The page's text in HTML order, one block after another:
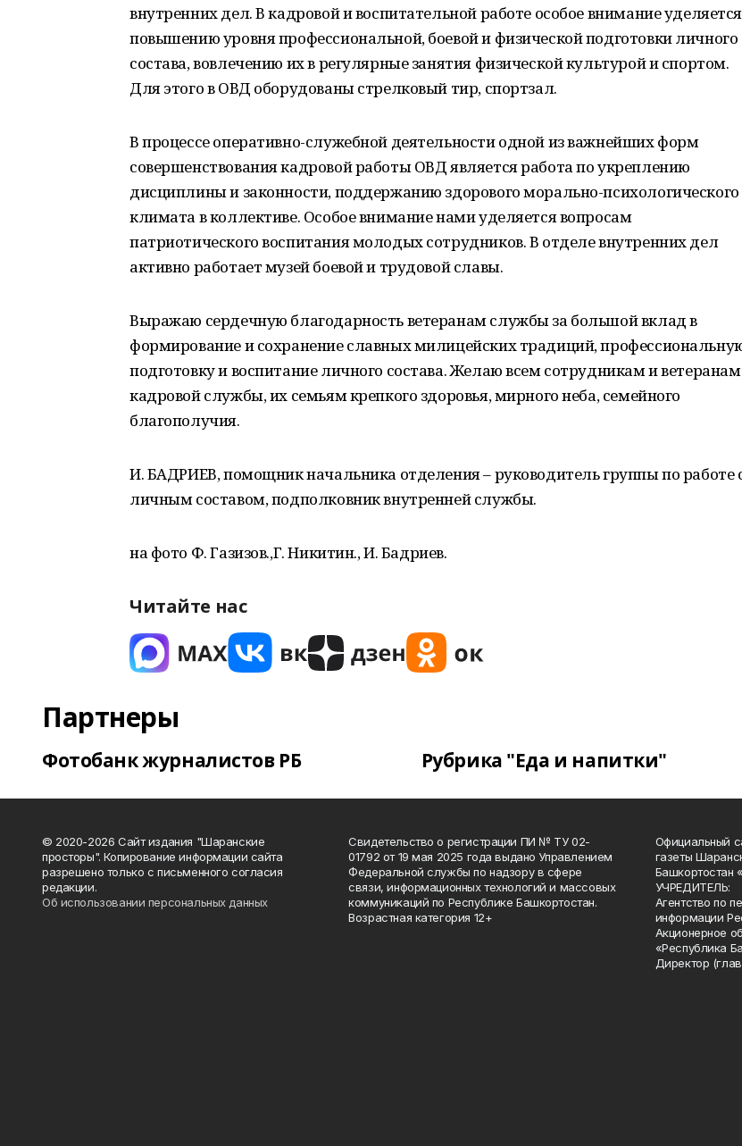
внутренних дел. В кадровой и воспитательной работе особое внимание уделяется
повышению уровня профессиональной, боевой и физической подготовки личного
состава, вовлечению их в регулярные занятия физической культурой и спортом.
Для этого в ОВД оборудованы стрелковый тир, спортзал.
В процессе оперативно-служебной деятельности одной из важнейших форм
совершенствования кадровой работы ОВД является работа по укреплению
дисциплины и законности, поддержанию здорового морально-психологического
климата в коллективе. Особое внимание нами уделяется вопросам
патриотического воспитания молодых сотрудников. В отделе внутренних дел
активно работает музей боевой и трудовой славы.
Выражаю сердечную благодарность ветеранам службы за большой вклад в
формирование и сохранение славных милицейских традиций,
подготовку и воспитание личного состава. Желаю всем сотрудникам и ветеранам
кадровой службы, их семьям крепкого здоровья, мирного неба, семейного
благополучия.
И. БАДРИЕВ, помощник начальника отделения – руководитель группы по работе
личным составом, подполковник внутренней службы.
на фото Ф. Газизов.,Г. Никитин., И. Бадриев.
Читайте нас
Партнеры
Фотобанк журналистов РБ Рубрика "Еда и напитки"
© 2020-2026 Сайт издания "Шаранские
просторы". Копирование информации сайта
разрешено только с письменного согласия
редакции.
Об использовании персональных данных
Свидетельство о регистрации ПИ № ТУ 02-
01792 от 19 мая 2025 года выдано Управлением
Федеральной службы по надзору в сфере
связи, информационных технологий и массовых
коммуникаций по Республике Башкортостан.
Возрастная категория 12+
Официальный
газеты
Башкортостан
УЧРЕДИТЕЛЬ:
Агентство по
информации
Акционерное
«Республика
Директор